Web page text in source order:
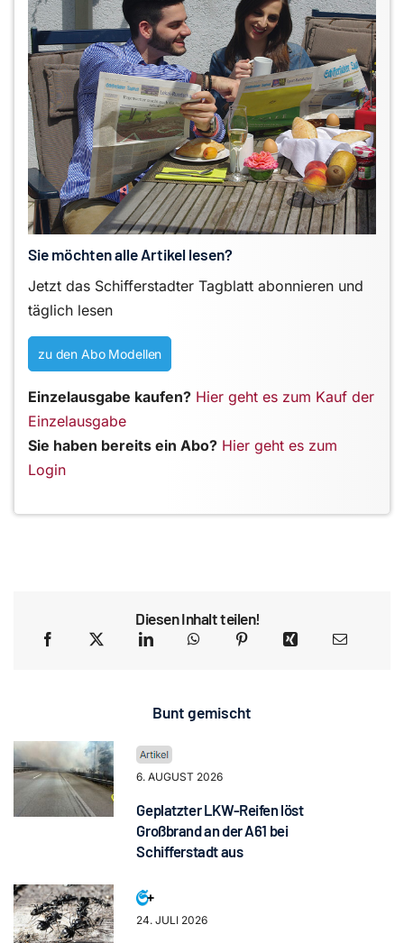
Sie möchten alle Artikel lesen?
Jetzt das Schifferstadter Tagblatt abonnieren und
täglich lesen
zu den Abo Modellen
Einzelausgabe kaufen? Hier geht es zum Kauf der
Einzelausgabe
Sie haben bereits ein Abo? Hier geht es zum
Login
Diesen Inhalt teilen!
Bunt gemischt
6. AUGUST 2026
Geplatzter LKW-Reifen löst
Großbrand an der A61 bei
Schifferstadt aus
24. JULI 2026